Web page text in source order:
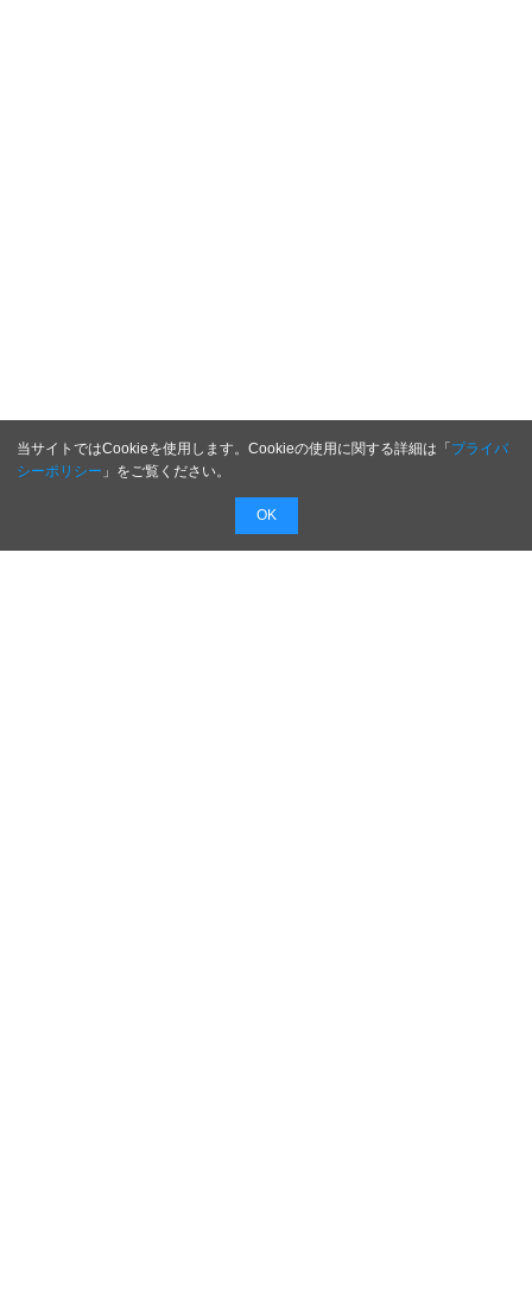
当サイトではCookieを使用します。Cookieの使用に関する詳細は「プライバ
シーポリシー 」をご覧ください。
OK